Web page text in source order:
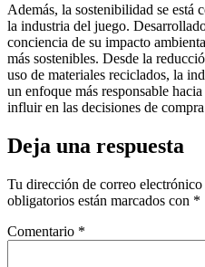
Además, la sostenibilidad se está
la industria del juego.
conciencia de su impacto
más sostenibles. Desde la
uso de materiales reciclados, la
un enfoque más responsable
influir en las decisiones de
Deja una respuesta
Tu dirección de correo
obligatorios están marcados con *
Comentario *